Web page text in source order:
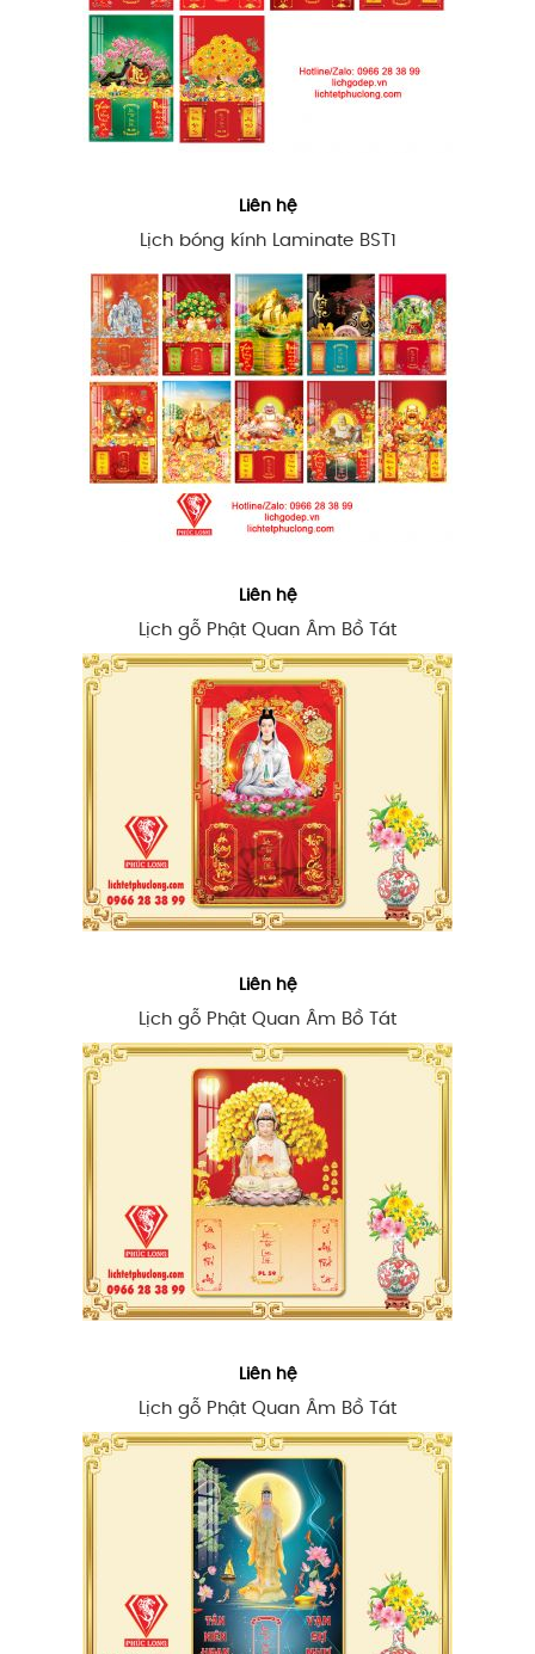
Liên hệ
Lịch bóng kính Laminate BST1
Liên hệ
Lịch gỗ Phật Quan Âm Bồ Tát
Liên hệ
Lịch gỗ Phật Quan Âm Bồ Tát
Liên hệ
Lịch gỗ Phật Quan Âm Bồ Tát